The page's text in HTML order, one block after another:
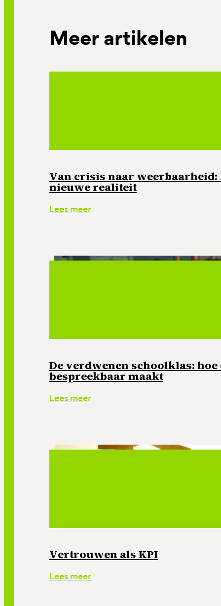
Meer artikelen
Van crisis naar weerbaarheid:
nieuwe realiteit
Lees meer
De verdwenen schoolklas:
bespreekbaar maakt
Lees meer
Vertrouwen als KPI
Lees meer